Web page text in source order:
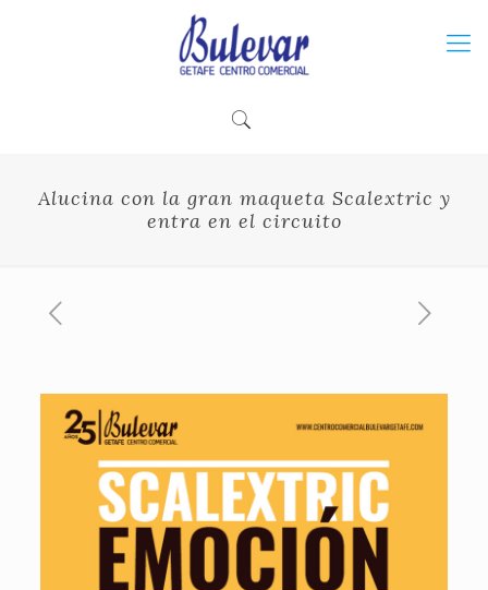
Alucina con la gran maqueta Scalextric y
entra en el circuito